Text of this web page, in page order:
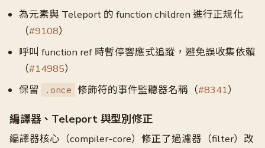
為元素與 Teleport 的 function children 進行正規化
（#9108）
呼叫 function ref 時暫停響應式追蹤，避免誤收集依賴
（#14985）
保留
.once 修飾符的事件監聽器名稱（#8341）
編譯器、Teleport 與型別修正
編譯器核心（compiler-core）修正了過濾器（filter）改